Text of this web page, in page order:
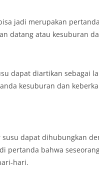
jadi merupakan
datang atau kesuburan
dapat diartikan sebagai
kesuburan dan
dapat dihubungkan
pertanda bahwa
hari.